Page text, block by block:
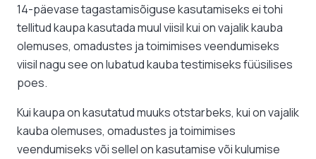
14-päevase tagastamisõiguse kasutamiseks ei tohi
tellitud kaupa kasutada muul viisil kui on vajalik kauba
olemuses, omadustes ja toimimises veendumiseks
viisil nagu see on lubatud kauba testimiseks füüsilises
poes.
Kui kaupa on kasutatud muuks otstarbeks, kui on vajalik
kauba olemuses, omadustes ja toimimises
veendumiseks või sellel on kasutamise või kulumise